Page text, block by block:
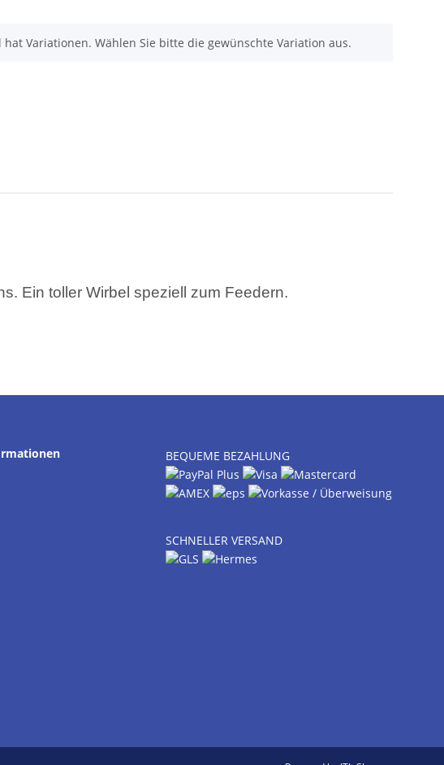
hat Variationen. Wählen Sie bitte die gewünschte Variation aus.
Ein toller Wirbel speziell zum Feedern.
BEQUEME BEZAHLUNG
SCHNELLER VERSAND